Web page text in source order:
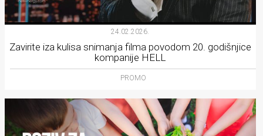
24.02.2026.
Zavirite iza kulisa snimanja filma povodom 20. godišnjice
kompanije HELL
PROMO